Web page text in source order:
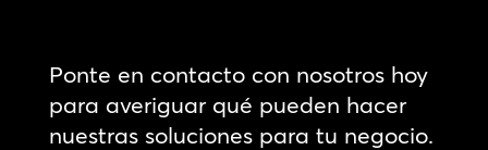
Ponte en contacto con nosotros hoy
para averiguar qué pueden hacer
nuestras soluciones para tu negocio.